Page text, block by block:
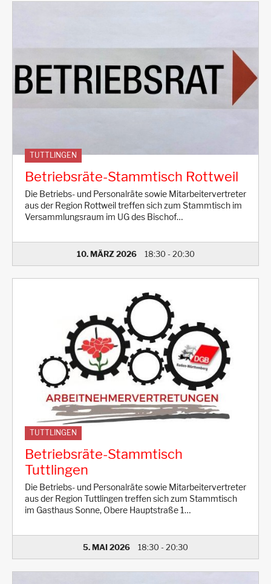
TUTTLINGEN
Betriebsräte-Stammtisch Rottweil
Die Betriebs- und Personalräte sowie Mitarbeitervertreter
aus der Region Rottweil treffen sich zum Stammtisch im
Versammlungsraum im UG des Bischof…
10. MÄRZ 2026 18:30 - 20:30
TUTTLINGEN
Betriebsräte-Stammtisch
Tuttlingen
Die Betriebs- und Personalräte sowie Mitarbeitervertreter
aus der Region Tuttlingen treffen sich zum Stammtisch
im Gasthaus Sonne, Obere Hauptstraße 1…
5. MAI 2026 18:30 - 20:30